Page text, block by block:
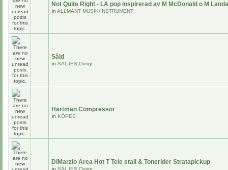
Not Quite Right - LA pop inspirerad av M McDonald o M
in ALLMÄNT MUSIK/INSTRUMENT
Såld
in SÄLJES Övrigt
Hartman Compressor
in KÖPES
DiMarzio Area Hot T Tele stall & Tonerider Stratapickup
in SÄLJES Övrigt